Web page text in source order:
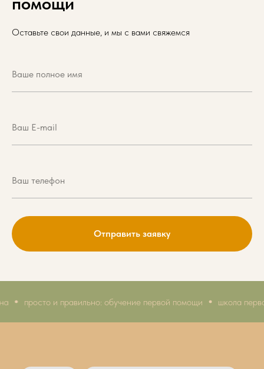
Оставьте свои данные, и мы с вами свяжемся
Отправить заявку
и правильно: обучение первой помощи школа первой